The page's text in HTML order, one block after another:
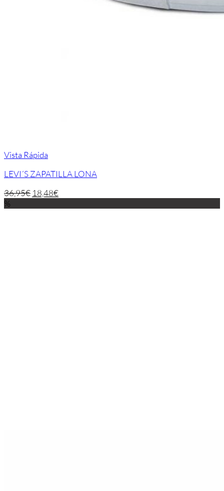
Vista Rápida
LEVI´S ZAPATILLA LONA
36,95€ 18,48€
%